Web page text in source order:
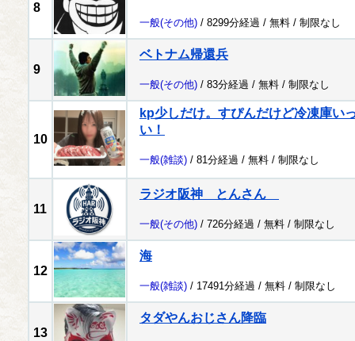
8
一般(その他) / 8299分経過 / 無料 / 制限なし
9
ベトナム帰還兵
一般(その他) / 83分経過 / 無料 / 制限なし
10
kp少しだけ。すぴんだけど冷凍庫い
い！
一般(雑談) / 81分経過 / 無料 / 制限なし
11
ラジオ阪神 とんさん
一般(その他) / 726分経過 / 無料 / 制限なし
12
海
一般(雑談) / 17491分経過 / 無料 / 制限なし
13
タダやんおじさん降臨